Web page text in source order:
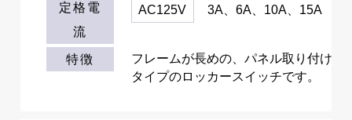
定格電
流
AC125V 3A、6A、10A、15A
特徴
フレームが長めの、パネル取り付け
タイプのロッカースイッチです。